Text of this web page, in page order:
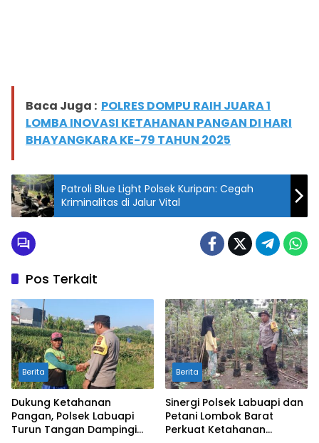
Baca Juga : POLRES DOMPU RAIH JUARA 1
LOMBA INOVASI KETAHANAN PANGAN DI HARI
BHAYANGKARA KE-79 TAHUN 2025
Patroli Blue Light Polsek Kuripan: Cegah
Kriminalitas di Jalur Vital
Pos Terkait
Berita
Dukung Ketahanan
Pangan, Polsek Labuapi
Turun Tangan Dampingi
Berita
Sinergi Polsek Labuapi dan
Petani Lombok Barat
Perkuat Ketahanan